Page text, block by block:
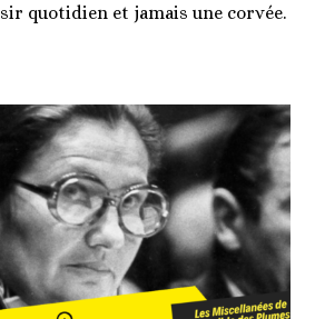
quotidien et jamais une corvée.